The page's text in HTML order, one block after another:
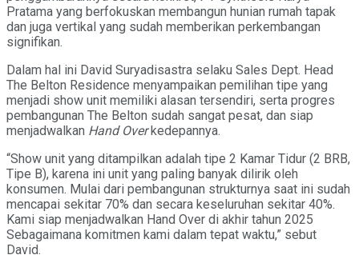
Pratama yang berfokuskan membangun hunian rumah tapak
dan juga vertikal yang sudah memberikan perkembangan
signifikan.
Dalam hal ini David Suryadisastra selaku Sales Dept. Head
The Belton Residence menyampaikan pemilihan tipe yang
menjadi show unit memiliki alasan tersendiri, serta progres
pembangunan The Belton sudah sangat pesat, dan siap
menjadwalkan Hand Overkedepannya.
“Show unit yang ditampilkan adalah tipe 2 Kamar Tidur (2 BRB,
Tipe B), karena ini unit yang paling banyak dilirik oleh
konsumen. Mulai dari pembangunan strukturnya saat ini sudah
mencapai sekitar 70% dan secara keseluruhan sekitar 40%.
Kami siap menjadwalkan Hand Over di akhir tahun 2025
Sebagaimana komitmen kami dalam tepat waktu,” sebut
David.